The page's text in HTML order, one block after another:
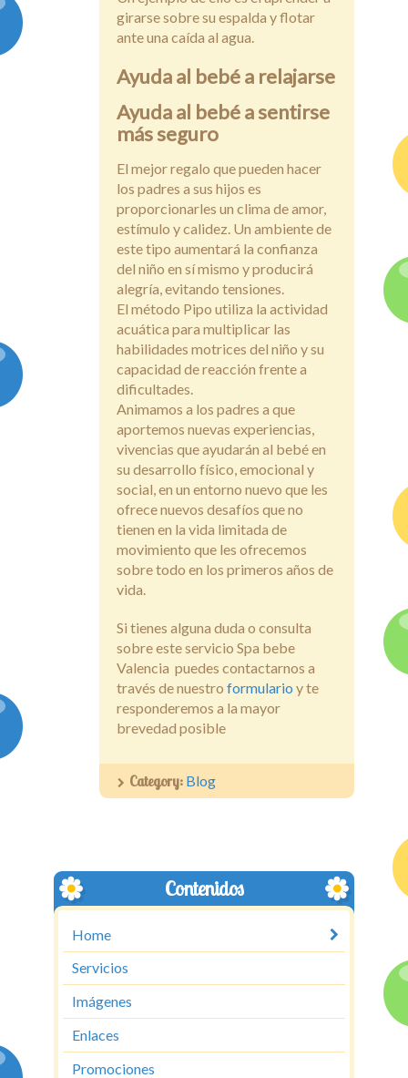
girarse sobre su espalda y flotar
ante una caída al agua.
Ayuda al bebé a relajarse
Ayuda al bebé a sentirse
más seguro
El mejor regalo que pueden hacer
los padres a sus hijos es
proporcionarles un clima de amor,
estímulo y calidez. Un ambiente de
este tipo aumentará la confianza
del niño en sí mismo y producirá
alegría, evitando tensiones.
El método Pipo utiliza la actividad
acuática para multiplicar las
habilidades motrices del niño y su
capacidad de reacción frente a
dificultades.
Animamos a los padres a que
aportemos nuevas experiencias,
vivencias que ayudarán al bebé en
su desarrollo físico, emocional y
social, en un entorno nuevo que les
ofrece nuevos desafíos que no
tienen en la vida limitada de
movimiento que les ofrecemos
sobre todo en los primeros años de
vida.
Si tienes alguna duda o consulta
sobre este servicio Spa bebe
Valencia puedes contactarnos a
través de nuestro formulario y te
responderemos a la mayor
brevedad posible
Category: Blog
Contenidos
Home
Servicios
Imágenes
Enlaces
Promociones